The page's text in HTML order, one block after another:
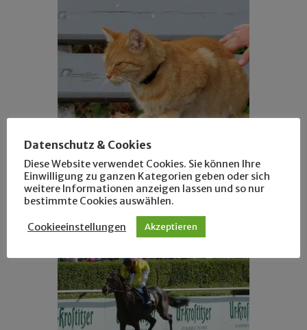
FOTOMOTIVE SCHÖNE PLÄTZE
Zu Besuch bei Rüdiger
Datenschutz & Cookies
Diese Website verwendet Cookies. Sie können Ihre
Einwilligung zu ganzen Kategorien geben oder sich
weitere Informationen anzeigen lassen und so nur
bestimmte Cookies auswählen.
Cookieeinstellungen Akzeptieren